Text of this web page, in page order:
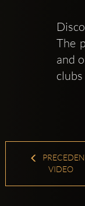
The
and
VIDEO